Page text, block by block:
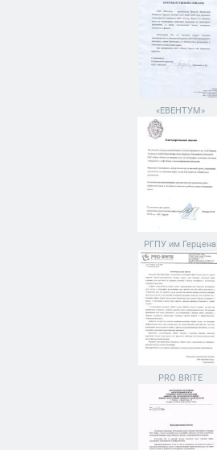
«ЕВЕНТУМ»
РГПУ им Герцена
PRO BRITE